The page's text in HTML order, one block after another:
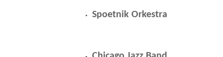
Spoetnik Orkestra